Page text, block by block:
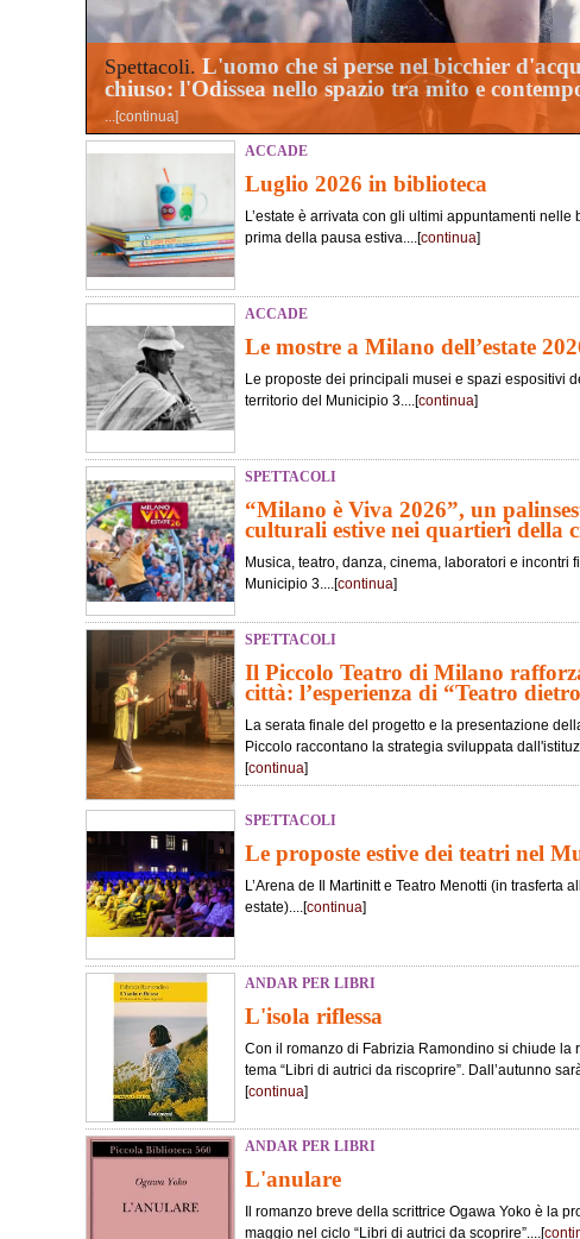
Spettacoli. L'uomo che si perse nel bicchier
chiuso: l'Odissea nello spazio tra mito e
...[continua]
ACCADE
Luglio 2026 in biblioteca
L’estate è arrivata con gli ultimi appuntamenti
prima della pausa estiva....[continua]
ACCADE
Le mostre a Milano dell’estate
Le proposte dei principali musei e spazi espositivi
territorio del Municipio 3....[continua]
SPETTACOLI
“Milano è Viva 2026”, un
culturali estive nei quartieri della
Musica, teatro, danza, cinema, laboratori e incontri
Municipio 3....[continua]
SPETTACOLI
Il Piccolo Teatro di Milano
città: l’esperienza di “Teatro
La serata finale del progetto e la presentazione
Piccolo raccontano la strategia sviluppata
[continua]
SPETTACOLI
Le proposte estive dei teatri nel
L’Arena de Il Martinitt e Teatro Menotti (in trasferta
estate)....[continua]
ANDAR PER LIBRI
L'isola riflessa
Con il romanzo di Fabrizia Ramondino si chiude la
tema “Libri di autrici da riscoprire”. Dall’autunno
[continua]
ANDAR PER LIBRI
L'anulare
Il romanzo breve della scrittrice Ogawa Yoko è la
maggio nel ciclo “Libri di autrici da scoprire”....[